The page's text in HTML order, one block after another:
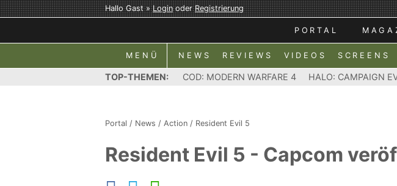
Hallo Gast »LoginoderRegistrierung
PORTAL
MENÜ NEWS REVIEWS VIDEOS SCREENS
TOP-THEMEN: COD: MODERN WARFARE 4 HALO: CAMPAIGN
Portal / News / Action / Resident Evil 5
Resident Evil 5 - Capcom